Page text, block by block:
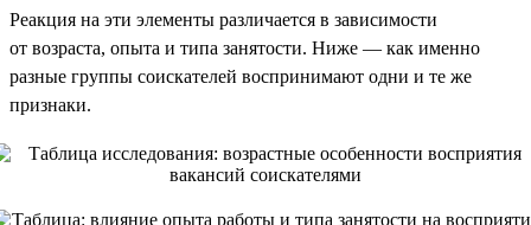
Реакция на эти элементы различается в зависимости
от возраста, опыта и типа занятости. Ниже — как именно
разные группы соискателей воспринимают одни и те же
признаки.